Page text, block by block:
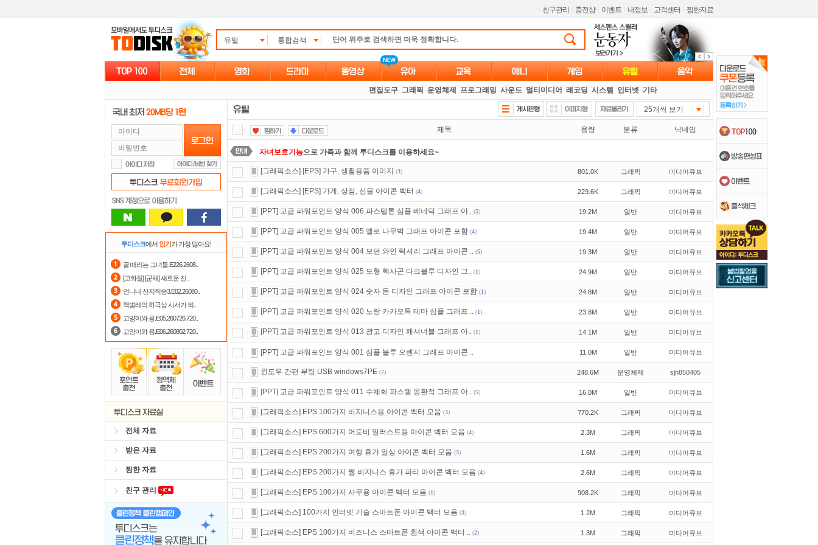
친구관리 충전샵 이벤트 내정보 고객센터 찜한자료
유틸 통합검색
편집도구 그래픽 운영체제 프로그래밍 사운드 멀티미디어 레코딩 시스템 인터넷 기타
투디스크에서 인기가 가장 많아요!
골 때리는 그녀들.E226.2608..
[고화질] [군체] 새로운 진..
언니네 산지직송3.E02.26080..
책벌레의 하극상 사서가 되..
고양이와 용.E05.260726.720..
고양이와 용.E06.260802.720..
전체 자료
받은 자료
찜한 자료
친구 관리
25개씩 보기
제목 용량 분류 닉네임
자녀보호기능으로 가족과 함께 투디스크를 이용하세요~
출석체크이벤트!매일매일출석체크!
요즘 뭐가 재밌지?고민되면 눌러봐! 투스토리~
스마트TV로 투디스크영화,드라마,예능보자!
정액제할인쿠폰 사용방법안내
댓글만 잘써도무료 포인트를 드립니다!
[그래픽소스] [EPS] 가구, 생활용품 이미지 (3) 801.0K 그래픽 미디어큐브
[그래픽소스] [EPS] 가게, 상점, 선물 아이콘 벡터 (4) 229.6K 그래픽 미디어큐브
[PPT] 고급 파워포인트 양식 006 파스텔톤 심플 베네딕 그래프 아.. (5) 19.2M 일반 미디어큐브
[PPT] 고급 파워포인트 양식 005 옐로 나무벽 그래프 아이콘 포함 (4) 19.4M 일반 미디어큐브
[PPT] 고급 파워포인트 양식 004 모던 와인 럭셔리 그래프 아이콘 .. (5) 19.3M 일반 미디어큐브
[PPT] 고급 파워포인트 양식 025 도형 헥사곤 다크블루 디자인 그.. (1) 24.9M 일반 미디어큐브
[PPT] 고급 파워포인트 양식 024 숫자 돈 디자인 그래프 아이콘 포함 (1) 24.8M 일반 미디어큐브
[PPT] 고급 파워포인트 양식 020 노랑 카카오톡 테마 심플 그래프 .. (1) 23.8M 일반 미디어큐브
[PPT] 고급 파워포인트 양식 013 광고 디자인 패셔너블 그래프 아.. (1) 14.1M 일반 미디어큐브
[PPT] 고급 파워포인트 양식 001 심플 블루 오렌지 그래프 아이콘 .. 11.0M 일반 미디어큐브
윈도우 간편 부팅 USB windows7PE (7) 248.6M 운영체제 sjh850405
[PPT] 고급 파워포인트 양식 011 수체화 파스텔 몽환적 그래프 아.. (5) 16.0M 일반 미디어큐브
[그래픽소스] EPS 100가지 비지니스용 아이콘 벡터 모음 (3) 770.2K 그래픽 미디어큐브
[그래픽소스] EPS 600가지 어도비 일러스트용 아이콘 벡터 모음 (4) 2.3M 그래픽 미디어큐브
[그래픽소스] EPS 200가지 여행 휴가 일상 아이콘 벡터 모음 (3) 1.6M 그래픽 미디어큐브
[그래픽소스] EPS 200가지 웹 비지니스 휴가 파티 아이콘 벡터 모음 (4) 2.6M 그래픽 미디어큐브
[그래픽소스] EPS 100가지 사무용 아이콘 벡터 모음 (1) 908.2K 그래픽 미디어큐브
[그래픽소스] 100가지 인터넷 기술 스마트폰 아이콘 백터 모음 (3) 1.2M 그래픽 미디어큐브
[그래픽소스] EPS 100가지 비즈니스 스마트폰 흰색 아이콘 백터 .. (2) 1.3M 그래픽 미디어큐브